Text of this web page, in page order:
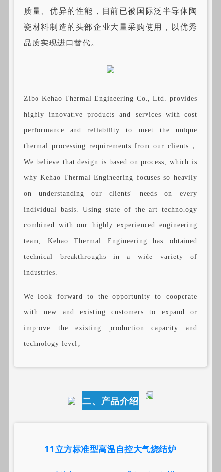
质量、优异的性能，目前已被国际泛半导体陶
瓷材料制造的头部企业大量采购使用，以优秀
品质实现进口替代。
Zibo Kehao Thermal Engineering Co., Ltd. provides
highly innovative products and services with cost
performance and reliability to meet the unique
thermal processing requirements from our clients，
We believe that design is based on process, which is
why Kehao Thermal Engineering focuses so heavily
on understanding our clients' needs on every
individual basis. Using state of the art technology
combined with our highly experienced engineering
team, Kehao Thermal Engineering has obtained
technical breakthroughs in a wide variety of
industries.
We look forward to the opportunity to cooperate
with new and existing customers to expand or
improve the existing production capacity and
technology level。
二、产品介绍
11立方标准型高温自控大气烧结炉